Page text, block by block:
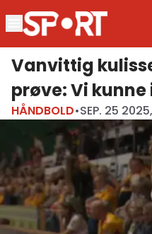
Vanvittig
prøve: Vi
HÅNDBOLD•SEP. 25